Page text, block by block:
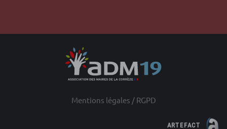
Mentions légales / RGPD
ARTEFACT